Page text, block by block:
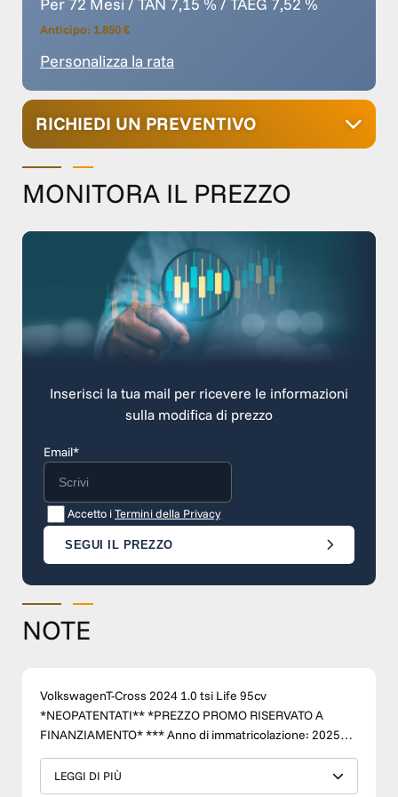
Anticipo: 1.850 €
Personalizza la rata
RICHIEDI UN PREVENTIVO
MONITORA IL PREZZO
Inserisci la tua mail per ricevere le informazioni
sulla modifica di prezzo
Email*
Accetto iTermini della Privacy
SEGUI IL PREZZO
NOTE
VolkswagenT-Cross 2024 1.0 tsi Life 95cv
*NEOPATENTATI** *PREZZO PROMO RISERVATO A
FINANZIAMENTO* *** Anno di immatricolazione: 2025
Condizioni: USATO Cambio: MANUALE Accessori: CERCHI
IN LEGA, AUTORADIO DIGITALE, BLUETOOTH, USB, MP3,
LEGGI DI PIÙ